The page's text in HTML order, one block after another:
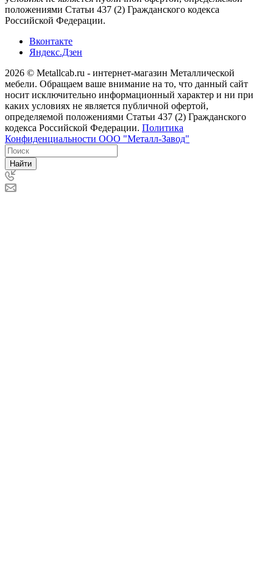
положениями Статьи 437 (2) Гражданского кодекса
Российской Федерации.
Вконтакте
Яндекс.Дзен
2026 © Metallcab.ru - интернет-магазин Металлической
мебели. Обращаем ваше внимание на то, что данный сайт
носит исключительно информационный характер и ни при
каких условиях не является публичной офертой,
определяемой положениями Статьи 437 (2) Гражданского
кодекса Российской Федерации. Политика
Конфиденциальности ООО "Металл-Завод"
Найти